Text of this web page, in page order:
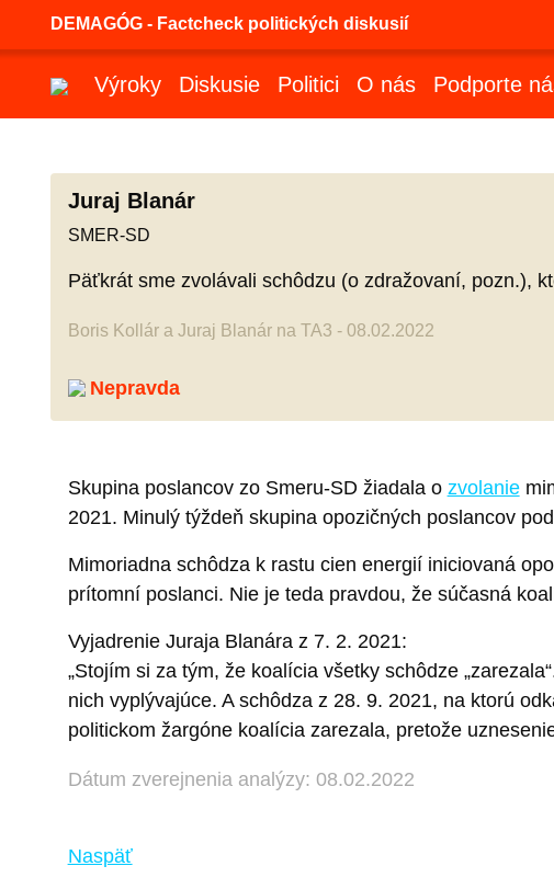
DEMAGÓG - Factcheck politických diskusií
Výroky Diskusie Politici O nás Podporte
Juraj Blanár
SMER-SD
Päťkrát sme zvolávali schôdzu (o zdražovaní, pozn.),
Boris Kollár a Juraj Blanár na TA3 - 08.02.2022
Nepravda
Skupina poslancov zo Smeru-SD žiadala o zvolanie
2021. Minulý týždeň skupina opozičných poslancov
Mimoriadna schôdza k rastu cien energií iniciovaná
prítomní poslanci. Nie je teda pravdou, že súčasná
Vyjadrenie Juraja Blanára z 7. 2. 2021:
„Stojím si za tým, že koalícia všetky schôdze
nich vyplývajúce. A schôdza z 28. 9. 2021, na ktorú
politickom žargóne koalícia zarezala, pretože
Dátum zverejnenia analýzy: 08.02.2022
Naspäť